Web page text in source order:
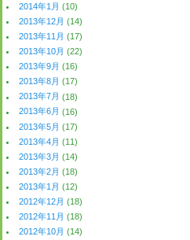
2014年1月 (10)
2013年12月 (14)
2013年11月 (17)
2013年10月 (22)
2013年9月 (16)
2013年8月 (17)
2013年7月 (18)
2013年6月 (16)
2013年5月 (17)
2013年4月 (11)
2013年3月 (14)
2013年2月 (18)
2013年1月 (12)
2012年12月 (18)
2012年11月 (18)
2012年10月 (14)